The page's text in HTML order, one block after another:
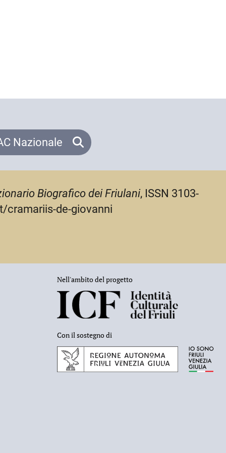
Nazionale
Biografico dei Friulani, ISSN 3103-
cramariis-de-giovanni
Nell'ambito del progetto
Con il sostegno di